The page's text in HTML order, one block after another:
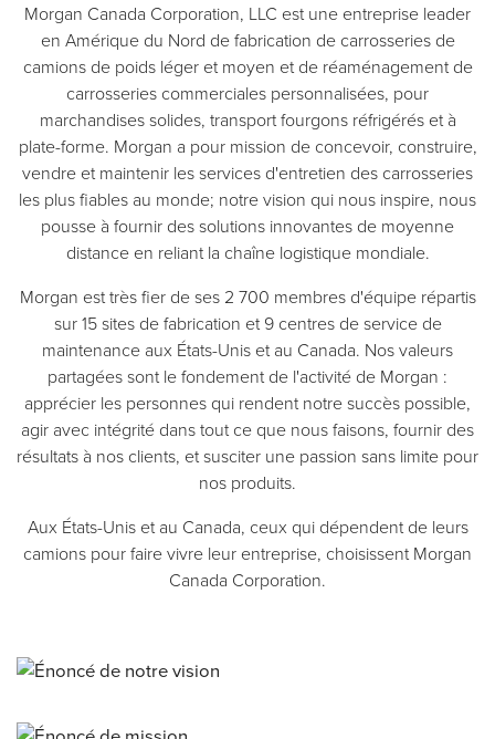
Morgan Canada Corporation, LLC est une entreprise leader
en Amérique du Nord de fabrication de carrosseries de
camions de poids léger et moyen et de réaménagement de
carrosseries commerciales personnalisées, pour
marchandises solides, transport fourgons réfrigérés et à
plate-forme. Morgan a pour mission de concevoir, construire,
vendre et maintenir les services d'entretien des carrosseries
les plus fiables au monde; notre vision qui nous inspire, nous
pousse à fournir des solutions innovantes de moyenne
distance en reliant la chaîne logistique mondiale.
Morgan est très fier de ses 2 700 membres d'équipe répartis
sur 15 sites de fabrication et 9 centres de service de
maintenance aux États-Unis et au Canada. Nos valeurs
partagées sont le fondement de l'activité de Morgan :
apprécier les personnes qui rendent notre succès possible,
agir avec intégrité dans tout ce que nous faisons, fournir des
résultats à nos clients, et susciter une passion sans limite pour
nos produits.
Aux États-Unis et au Canada, ceux qui dépendent de leurs
camions pour faire vivre leur entreprise, choisissent Morgan
Canada Corporation.